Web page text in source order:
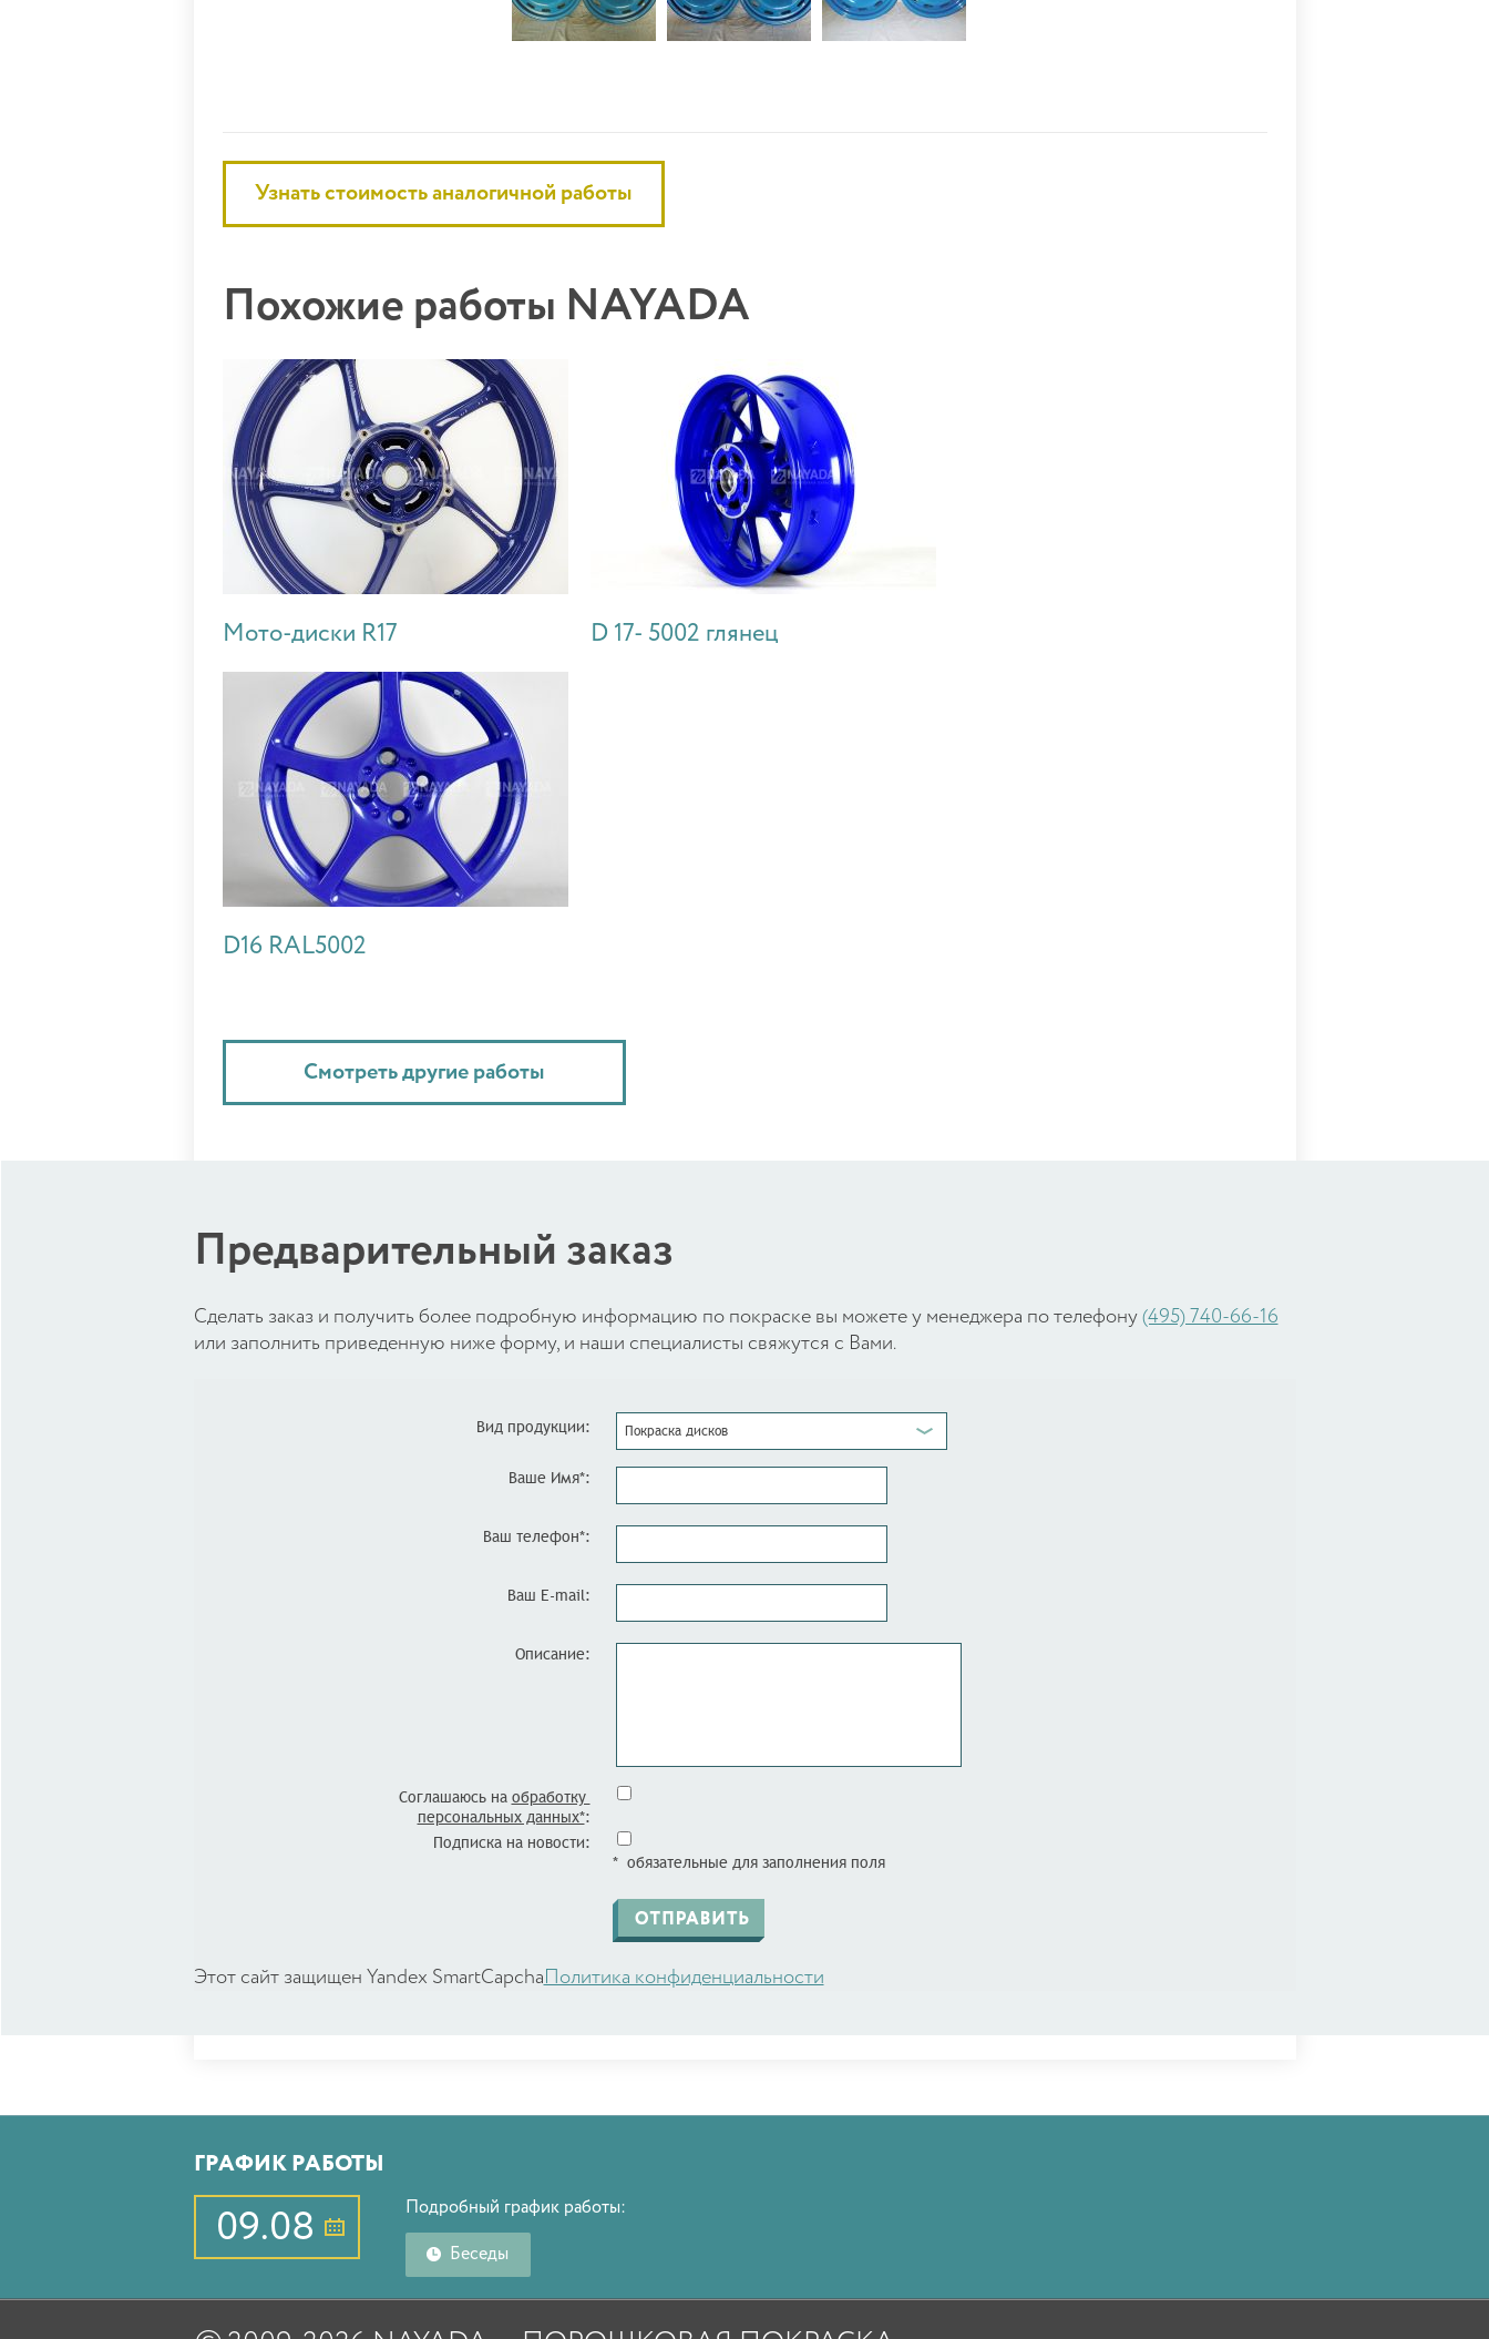
Узнать стоимость аналогичной работы
Похожие работы NAYADA
Мото-диски R17 D 17- 5002 глянец
D16 RAL5002
Смотреть другие работы
Предварительный заказ
Cделать заказ и получить более подробную информацию по покраске вы можете у менеджера по телефону (495) 740-66-16
или заполнить приведенную ниже форму, и наши специалисты свяжутся с Вами.
Вид продукции: Покраска дисков
Ваше Имя*:
Ваш телефон*:
Ваш E-mail:
Описание:
Соглашаюсь на обработку
персональных данных*:
Подписка на новости:
* обязательные для заполнения поля
Этот сайт защищен Yandex SmartCapcha Политика конфиденциальности
ГРАФИК РАБОТЫ
09.08 Подробный график работы:
Беседы